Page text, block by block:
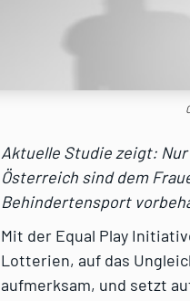
Aktuelle Studie zeigt:
Österreich sind dem
Behindertensport
Mit der Equal Play
Lotterien, auf das
aufmerksam, und setzt